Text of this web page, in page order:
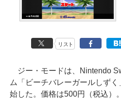
リスト
ジー・モードは、Nintendo
ム「ビーチバレーガールしず
始した。価格は500円（税込）